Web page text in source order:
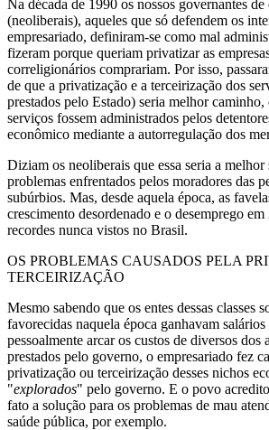
Na década de 1990 os nossos governantes
(neoliberais), aqueles que só defendem os
empresariado, definiram-se como mal
fizeram porque queriam privatizar as
correligionários comprariam. Por isso,
de que a privatização e a terceirização dos
prestados pelo Estado) seria melhor caminho,
serviços fossem administrados pelos
econômico mediante a autorregulação dos
Diziam os neoliberais que essa seria a melhor
problemas enfrentados pelos moradores das
subúrbios. Mas, desde aquela época, as
crescimento desordenado e o desemprego
recordes nunca vistos no Brasil.
OS PROBLEMAS CAUSADOS PELA
TERCEIRIZAÇÃO
Mesmo sabendo que os entes dessas classes
favorecidas naquela época ganhavam salários
pessoalmente arcar os custos de diversos dos
prestados pelo governo, o empresariado fez
privatização ou terceirização desses nichos
"explorados" pelo governo. E o povo
fato a solução para os problemas de mau
saúde pública, por exemplo.